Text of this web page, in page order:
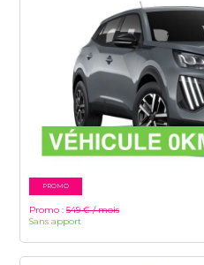
PROMO
Promo :549 € / mois
Sans apport